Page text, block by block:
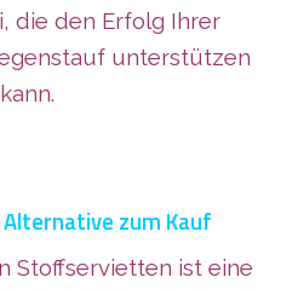
die den Erfolg Ihrer
unterstützen
kann.
zum Kauf
Stoffservietten ist eine